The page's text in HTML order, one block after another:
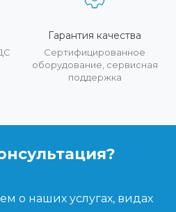
Гарантия качества
Сертифицированное
оборудование, сервисная
поддержка
о наших услугах, видах